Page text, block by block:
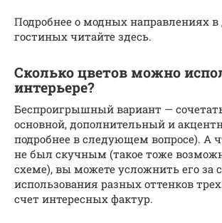
Подробнее о модных направлениях в
гостиных читайте здесь.
Сколько цветов можно
интерьере?
Беспроигрышный вариант — сочетать
основной, дополнительный и
подробнее в следующем вопросе). А
не был скучным (такое тоже
схеме), вы можете усложнить его за
использования разных оттенков
счет интересных фактур.